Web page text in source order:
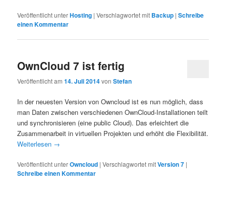
Veröffentlicht unterHosting |Verschlagwortet mit Backup |Schreibe
einen Kommentar
OwnCloud 7 ist fertig
Veröffentlicht am14. Juli 2014vonStefan
In der neuesten Version von Owncloud ist es nun möglich, dass
man Daten zwischen verschiedenen OwnCloud-Installationen teilt
und synchronisieren (eine public Cloud). Das erleichtert die
Zusammenarbeit in virtuellen Projekten und erhöht die Flexibilität.
Weiterlesen →
Veröffentlicht unterOwncloud |Verschlagwortet mitVersion 7 |
Schreibe einen Kommentar